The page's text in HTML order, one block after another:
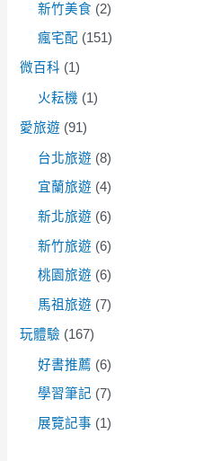
新竹美食 (2)
瘋宅配 (151)
微百科 (1)
火耘機 (1)
愛旅遊 (91)
台北旅遊 (8)
宜蘭旅遊 (4)
新北旅遊 (6)
新竹旅遊 (6)
桃園旅遊 (6)
馬祖旅遊 (7)
玩體驗 (167)
好書推薦 (6)
學習筆記 (7)
展覽記事 (1)